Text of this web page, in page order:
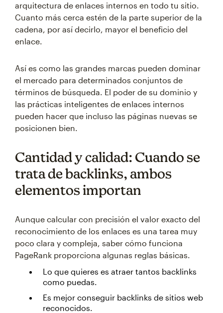
arquitectura de enlaces internos en todo tu sitio.
Cuanto más cerca estén de la parte superior de la
cadena, por así decirlo, mayor el beneficio del
enlace.
Así es como las grandes marcas pueden dominar
el mercado para determinados conjuntos de
términos de búsqueda. El poder de su dominio y
las prácticas inteligentes de enlaces internos
pueden hacer que incluso las páginas nuevas se
posicionen bien.
Cantidad y calidad: Cuando se
trata de backlinks, ambos
elementos importan
Aunque calcular con precisión el valor exacto del
reconocimiento de los enlaces es una tarea muy
poco clara y compleja, saber cómo funciona
PageRank proporciona algunas reglas básicas.
Lo que quieres es atraer tantos backlinks
como puedas.
Es mejor conseguir backlinks de sitios web
reconocidos.